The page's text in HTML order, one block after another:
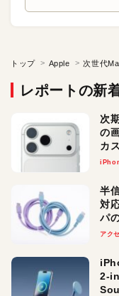
トップ Apple
レポートの新
次
の
カ
半
対
パ
アク
2-